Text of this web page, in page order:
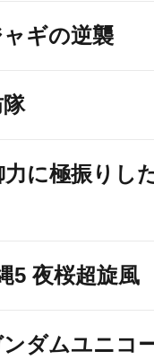
ギの逆襲
に極振りし
5 夜桜超旋風
ダムユニコ